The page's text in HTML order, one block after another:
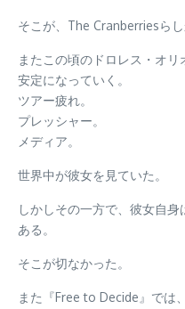
そこが、The Cranberriesらし
またこの頃のドロレス・オ
安定になっていく。
ツアー疲れ。
プレッシャー。
メディア。
世界中が彼女を見ていた。
しかしその一方で、彼女自
ある。
そこが切なかった。
また『Free to Decide』では